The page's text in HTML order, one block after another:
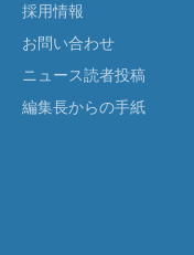
採用情報
お問い合わせ
ニュース読者投稿
編集長からの手紙